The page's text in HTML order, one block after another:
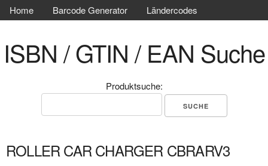
Home Barcode Generator Ländercodes
ISBN / GTIN / EAN Suche
Produktsuche:
ROLLER CAR CHARGER CBRARV3